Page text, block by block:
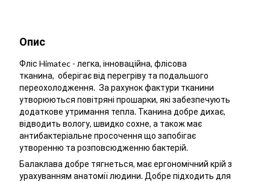
Опис
Фліс Himatec - легка, інноваційна, флісова
тканина, оберігає від перегріву та подальшого
переохолодження. За рахунок фактури тканини
утворюються повітряні прошарки, які забезпечують
додаткове утримання тепла. Тканина добре дихає,
відводить вологу, швидко сохне, а також має
антибактеріальне просочення що запобігає
утворенню та розповсюдженню бактерій.
Балаклава добре тягнеться, має ергономічний крій з
урахуванням анатомії людини. Добре підходить для